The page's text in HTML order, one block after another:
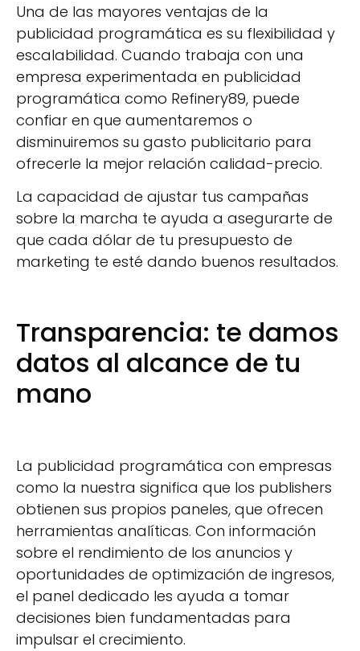
Una de las mayores ventajas de la
publicidad programática es su flexibilidad y
escalabilidad. Cuando trabaja con una
empresa experimentada en publicidad
programática como Refinery89, puede
confiar en que aumentaremos o
disminuiremos su gasto publicitario para
ofrecerle la mejor relación calidad-precio.
La capacidad de ajustar tus campañas
sobre la marcha te ayuda a asegurarte de
que cada dólar de tu presupuesto de
marketing te esté dando buenos resultados.
Transparencia: te damos
datos al alcance de tu
mano
La publicidad programática con empresas
como la nuestra significa que los publishers
obtienen sus propios paneles, que ofrecen
herramientas analíticas. Con información
sobre el rendimiento de los anuncios y
oportunidades de optimización de ingresos,
el panel dedicado les ayuda a tomar
decisiones bien fundamentadas para
impulsar el crecimiento.